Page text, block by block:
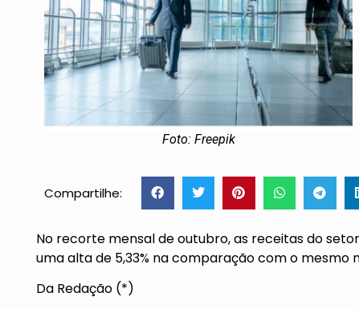
Foto: Freepik
Compartilhe:
No recorte mensal de outubro, as receitas do
uma alta de 5,33% na comparação com o mesmo
Da Redação (*)